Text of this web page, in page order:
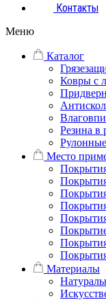
Контакты
Меню
Каталог
Ковры с
Резина в
Место
Материалы